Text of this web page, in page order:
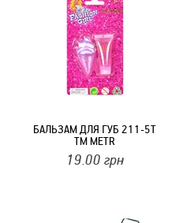
БАЛЬЗАМ ДЛЯ ГУБ 211-5T
ТМ METR
19.00 грн